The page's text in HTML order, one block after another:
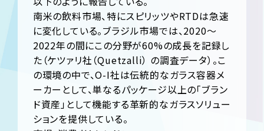
南米の飲料市場、特にスピリッツやRTDは急速
に変化している。ブラジル市場では、2020〜
2022年の間にこの分野が60%の成長を記録し
た（ケツァリ社（Quetzalli） の調査データ）。こ
の環境の中で、O-I社は伝統的なガラス容器メ
ーカーとして、単なるパッケージ以上の「ブラン
ド資産」として機能する革新的なガラスソリュー
ションを提供している。